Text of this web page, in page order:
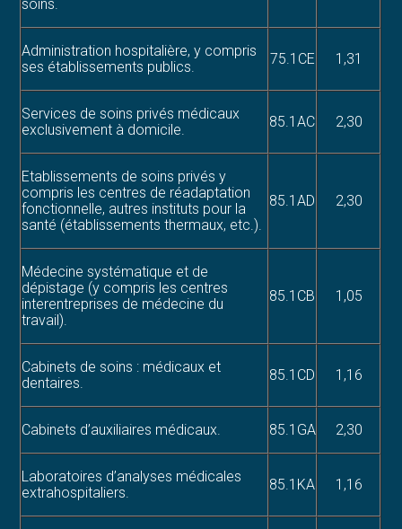
soins.
Administration hospitalière, y compris
ses établissements publics.
75.1CE 1,31
Services de soins privés médicaux
exclusivement à domicile.
85.1AC 2,30
Etablissements de soins privés y
compris les centres de réadaptation
fonctionnelle, autres instituts pour la
santé (établissements thermaux, etc.).
85.1AD 2,30
Médecine systématique et de
dépistage (y compris les centres
interentreprises de médecine du
travail).
85.1CB 1,05
Cabinets de soins : médicaux et
dentaires.
85.1CD 1,16
Cabinets d’auxiliaires médicaux. 85.1GA 2,30
Laboratoires d’analyses médicales
extrahospitaliers.
85.1KA 1,16